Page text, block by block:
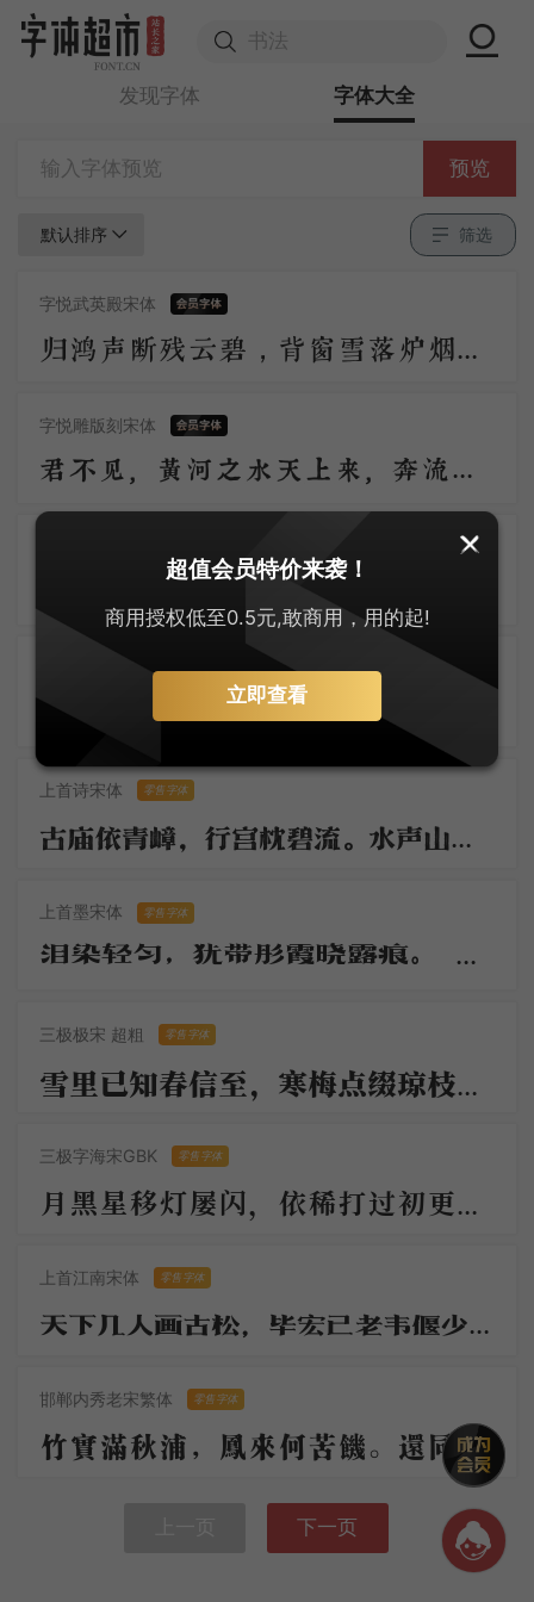
发现字体 字体大全
预览
默认排序 筛选
字悦武英殿宋体
归鸿声断残云碧，背窗雪落炉烟直。烛底凤钗明，钗头人胜轻。 角声催晓漏，曙色回牛斗。春意看花难，西风留旧寒。
字悦雕版刻宋体
君不见，黄河之水天上来，奔流到海不复回。君不见，高堂明镜悲白发，朝如青丝暮成雪。人生得意须尽欢，莫使金樽空对月。天生我材必有用，千金散尽还复来。
零售字体
上首诗宋体 零售字体
古庙依青嶂，行宫枕碧流。水声山色锁妆楼。往事思悠悠。云雨朝还暮，烟花春复秋。啼猿何必近孤舟。行客自多愁。
上首墨宋体 零售字体
泪染轻匀，犹带彤霞晓露痕。 怕郎猜道，奴面不如花面好。云鬓斜簪，徒要教郎比并看。
三极极宋 超粗 零售字体
三极字海宋GBK 零售字体
月黑星移灯屡闪，依稀打过初更。清游如此太多情。豆花凉帖地，知雨咽虫声。渐逼疏蓬风淅淅，几家茅屋都扃。
上首江南宋体 零售字体
天下几人画古松，毕宏已老韦偃少。绝笔长风起纤末，满堂动色嗟神妙。两株惨裂苔藓皮，屈铁交错回高枝。
邯郸内秀老宋繁体 零售字体
竹实满秋浦，凤来何苦饥。还同月下鹊，三绕未安枝。夫子即琼树，倾柯拂羽仪。怀君恋明德，归去日相思。
下一页
超值会员特价来袭！
商用授权低至0.5元,敢商用，用的起!
立即查看